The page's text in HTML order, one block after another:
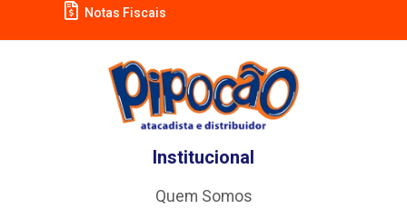
Notas Fiscais
Institucional
Quem Somos